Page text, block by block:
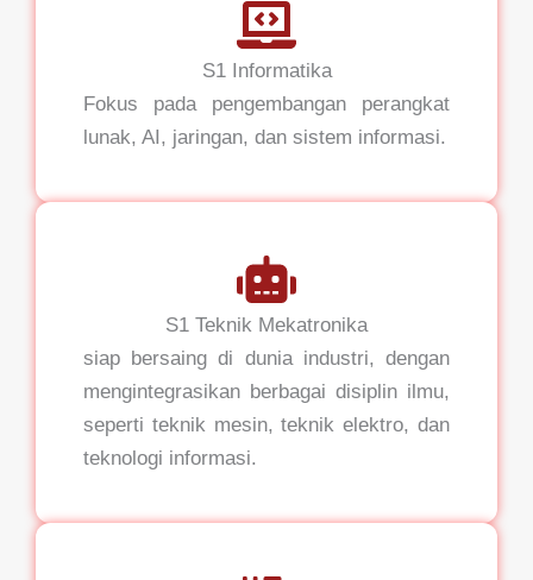
S1 Informatika
Fokus pada pengembangan perangkat
lunak, AI, jaringan, dan sistem informasi.
S1 Teknik Mekatronika
siap bersaing di dunia industri, dengan
mengintegrasikan berbagai disiplin ilmu,
seperti teknik mesin, teknik elektro, dan
teknologi informasi.